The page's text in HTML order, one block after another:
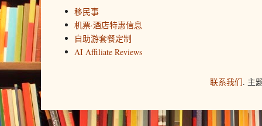
移民事
机票·酒店特惠信息
自助游套餐定制
AI Affiliate Reviews
联系我们. 主